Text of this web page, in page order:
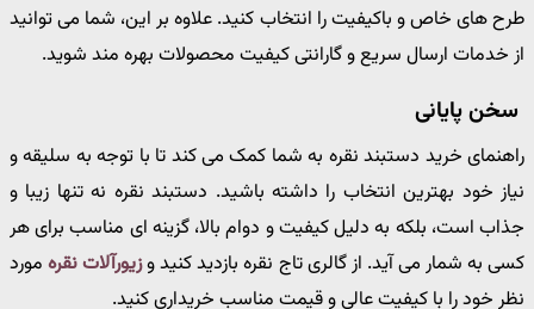
طرح های خاص و باکیفیت را انتخاب کنید. علاوه بر این، شما می توانید
از خدمات ارسال سریع و گارانتی کیفیت محصولات بهره مند شوید.
سخن پایانی
راهنمای خرید دستبند نقره به شما کمک می کند تا با توجه به سلیقه و
نیاز خود بهترین انتخاب را داشته باشید. دستبند نقره نه تنها زیبا و
جذاب است، بلکه به دلیل کیفیت و دوام بالا، گزینه ای مناسب برای هر
کسی به شمار می آید. از گالری تاج نقره بازدید کنید وزیورآلات نقرهمورد
نظر خود را با کیفیت عالی و قیمت مناسب خریداری کنید.